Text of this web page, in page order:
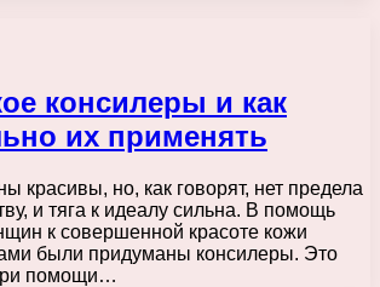
консилеры и как
их применять
красивы, но, как говорят, нет предела
и тяга к идеалу сильна. В помощь
к совершенной красоте кожи
были придуманы консилеры. Это
помощи…